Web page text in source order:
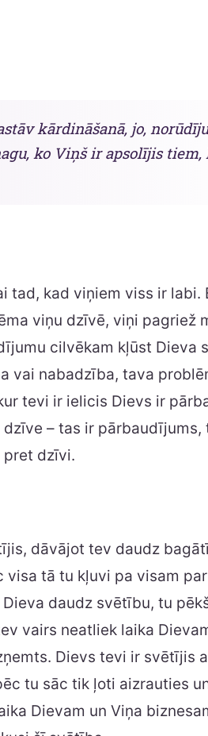
kārdināšanā, jo,
ko Viņš ir apsolījis
tad, kad viņiem viss ir labi.
viņu dzīvē, viņi pagriež
cilvēkam kļūst Dieva
vai nabadzība, tava
tevi ir ielicis Dievs ir
– tas ir pārbaudījums,
dzīvi.
dāvājot tev daudz
tā tu kļuvi pa visam
daudz svētību, tu
vairs neatliek laika
Dievs tevi ir svētījis
tu sāc tik ļoti aizrauties
Dievam un Viņa